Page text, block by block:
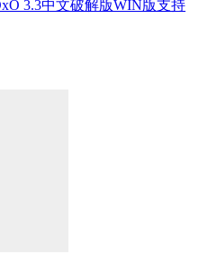
3.3中文破解版WIN版支持